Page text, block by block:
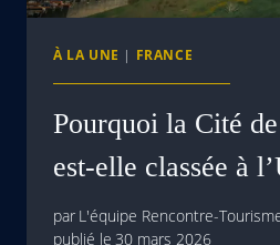
À LA UNE | FRANCE
Pourquoi la Cité
est-elle classée à
par L'équipe Rencontre-
publié le 30 mars 2026